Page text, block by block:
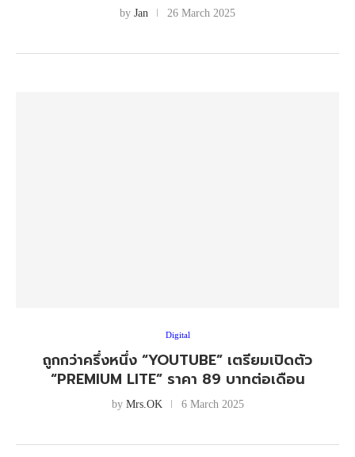
by Jan 26 March 2025
Digital
ถูกกว่าครึ่งหนึ่ง “YOUTUBE” เตรียมเปิดตัว
“PREMIUM LITE” ราคา 89 บาทต่อเดือน
by Mrs.OK 6 March 2025